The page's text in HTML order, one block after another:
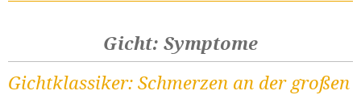
Gicht: Symptome
Gichtklassiker: Schmerzen an der großen